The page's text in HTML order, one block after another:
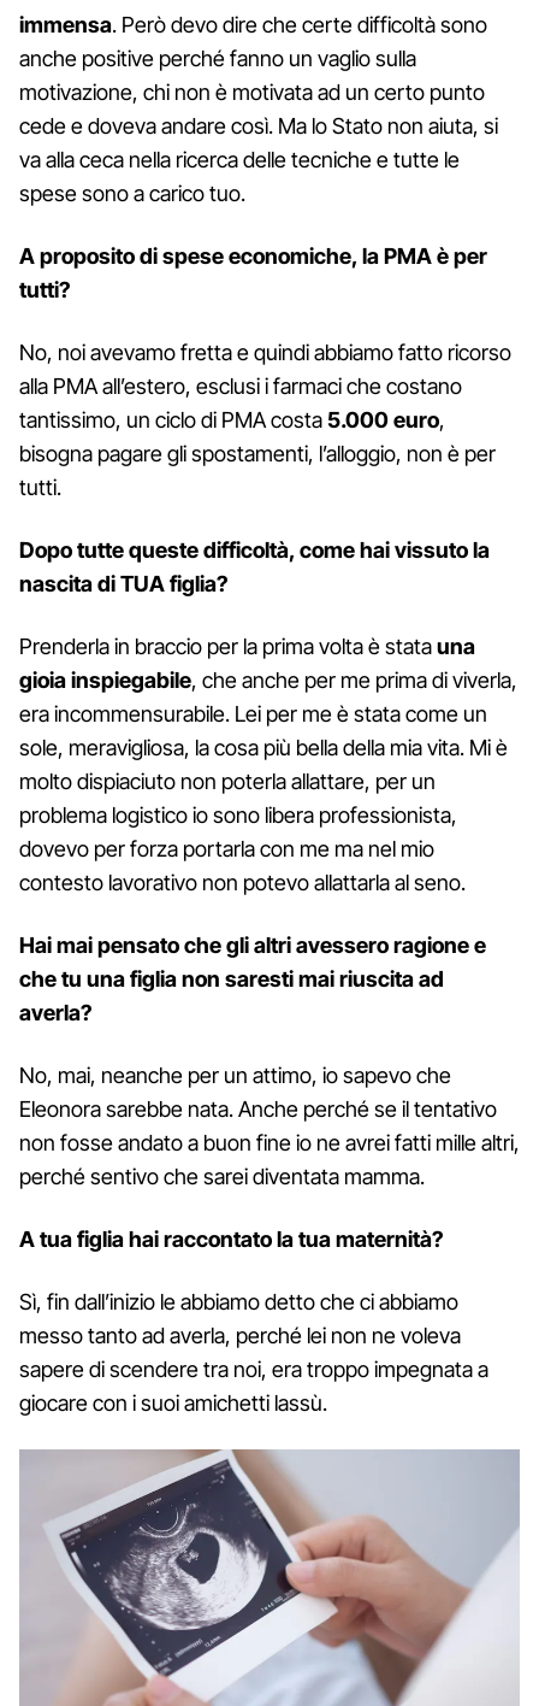
immensa. Però devo dire che certe difficoltà sono
anche positive perché fanno un vaglio sulla
motivazione, chi non è motivata ad un certo punto
cede e doveva andare così. Ma lo Stato non aiuta, si
va alla ceca nella ricerca delle tecniche e tutte le
spese sono a carico tuo.
A proposito di spese economiche, la PMA è per
tutti?
No, noi avevamo fretta e quindi abbiamo fatto ricorso
alla PMA all’estero, esclusi i farmaci che costano
tantissimo, un ciclo di PMA costa 5.000 euro,
bisogna pagare gli spostamenti, l’alloggio, non è per
tutti.
Dopo tutte queste difficoltà, come hai vissuto la
nascita di TUA figlia?
Prenderla in braccio per la prima volta è statauna
gioia inspiegabile, che anche per me prima di viverla,
era incommensurabile. Lei per me è stata come un
sole, meravigliosa, la cosa più bella della mia vita. Mi è
molto dispiaciuto non poterla allattare, per un
problema logistico io sono libera professionista,
dovevo per forza portarla con me ma nel mio
contesto lavorativo non potevo allattarla al seno.
Hai mai pensato che gli altri avessero ragione e
che tu una figlia non saresti mai riuscita ad
averla?
No, mai, neanche per un attimo, io sapevo che
Eleonora sarebbe nata. Anche perché se il tentativo
non fosse andato a buon fine io ne avrei fatti mille altri,
perché sentivo che sarei diventata mamma.
A tua figlia hai raccontato la tua maternità?
Sì, fin dall’inizio le abbiamo detto che ci abbiamo
messo tanto ad averla, perché lei non ne voleva
sapere di scendere tra noi, era troppo impegnata a
giocare con i suoi amichetti lassù.